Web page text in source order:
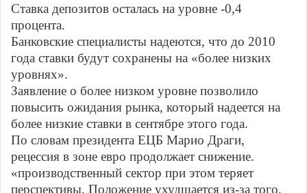
Ставка депозитов осталась на уровне -0,4
процента.
Банковские специалисты надеются, что до 2010
года ставки будут сохранены на «более низких
уровнях».
Заявление о более низком уровне позволило
повысить ожидания рынка, который надеется на
более низкие ставки в сентябре этого года.
По словам президента ЕЦБ Марио Драги,
рецессия в зоне евро продолжает снижение.
«производственный сектор при этом теряет
перспективы. Положение ухудшается из-за того,